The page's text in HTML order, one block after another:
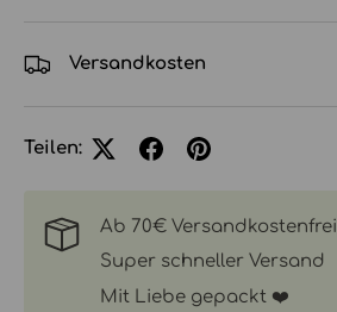
Versandkosten
Teilen:
Ab 70€ Versandkostenfrei
Super schneller Versand
Mit Liebe gepackt ❤️